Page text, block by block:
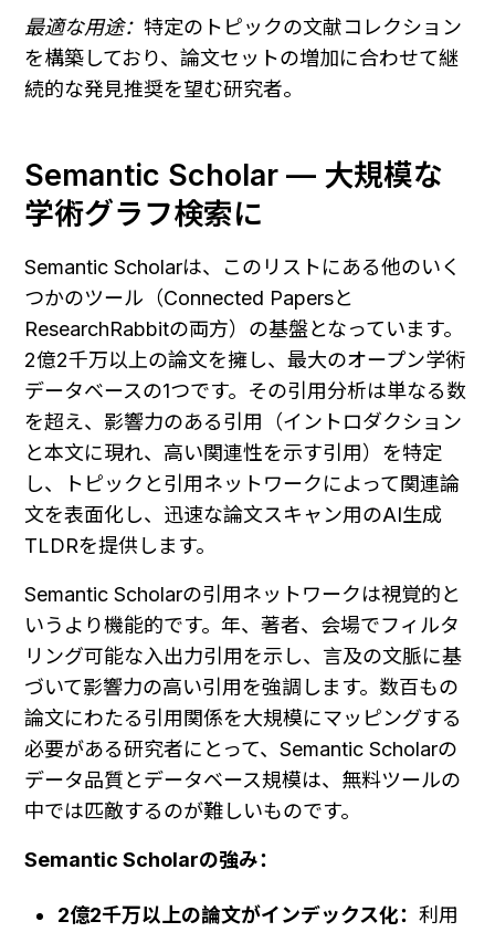
最適な用途： 特定のトピックの文献コレクション
を構築しており、論文セットの増加に合わせて継
続的な発見推奨を望む研究者。
Semantic Scholar — 大規模な
学術グラフ検索に
Semantic Scholarは、このリストにある他のいく
つかのツール（Connected Papersと
ResearchRabbitの両方）の基盤となっています。
2億2千万以上の論文を擁し、最大のオープン学術
データベースの1つです。その引用分析は単なる数
を超え、影響力のある引用（イントロダクション
と本文に現れ、高い関連性を示す引用）を特定
し、トピックと引用ネットワークによって関連論
文を表面化し、迅速な論文スキャン用のAI生成
TLDRを提供します。
Semantic Scholarの引用ネットワークは視覚的と
いうより機能的です。年、著者、会場でフィルタ
リング可能な入出力引用を示し、言及の文脈に基
づいて影響力の高い引用を強調します。数百もの
論文にわたる引用関係を大規模にマッピングする
必要がある研究者にとって、Semantic Scholarの
データ品質とデータベース規模は、無料ツールの
中では匹敵するのが難しいものです。
Semantic Scholarの強み：
2億2千万以上の論文がインデックス化：利用